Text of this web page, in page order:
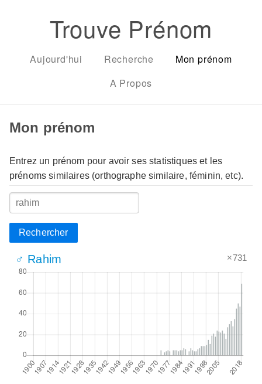
Trouve Prénom
Aujourd'hui Recherche
Mon prénom
A Propos
Mon prénom
Entrez un prénom pour avoir ses statistiques et les
prénoms similaires (orthographe similaire, féminin, etc).
Rechercher
♂ Rahim ×731